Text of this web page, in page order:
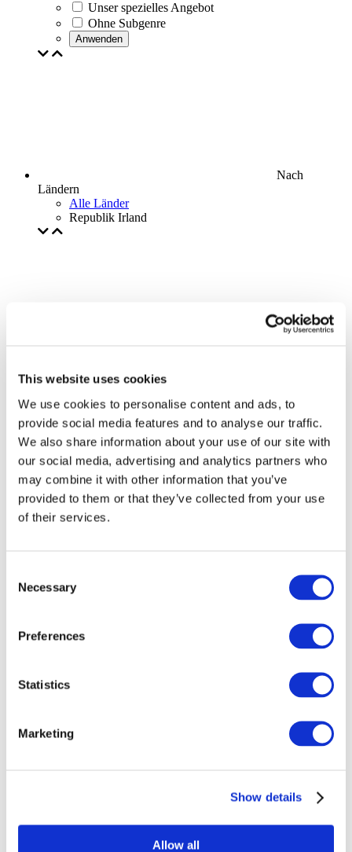
This website uses cookies
We use cookies to personalise content and ads, to
provide social media features and to analyse our traffic.
We also share information about your use of our site with
our social media, advertising and analytics partners who
may combine it with other information that you’ve
provided to them or that they’ve collected from your use
of their services.
Selection
Necessary
Preferences
Statistics
Marketing
Show details
Allow all
Unser spezielles Angebot
Ohne Subgenre
Anwenden
Nach
Ländern
Alle Länder
Republik Irland
Veranstaltungen
Unser spezielles Angebot
Ohne Subgenre